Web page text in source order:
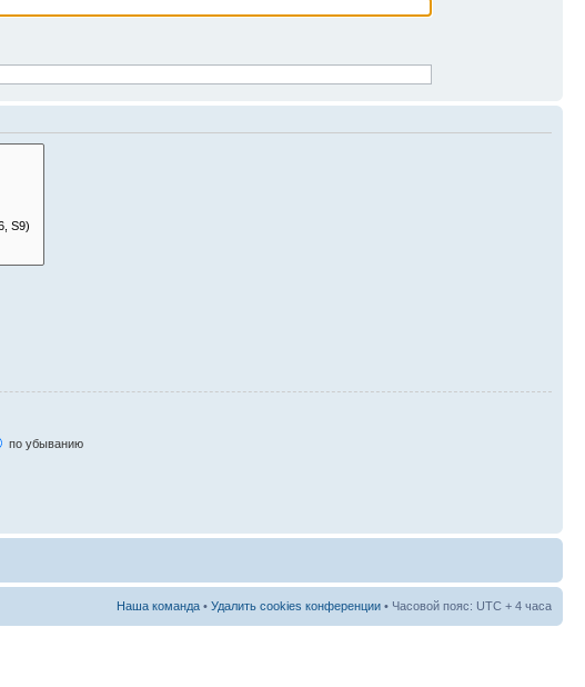
по убыванию
Наша команда • Удалить cookies конференции • Часовой пояс: UTC + 4 часа